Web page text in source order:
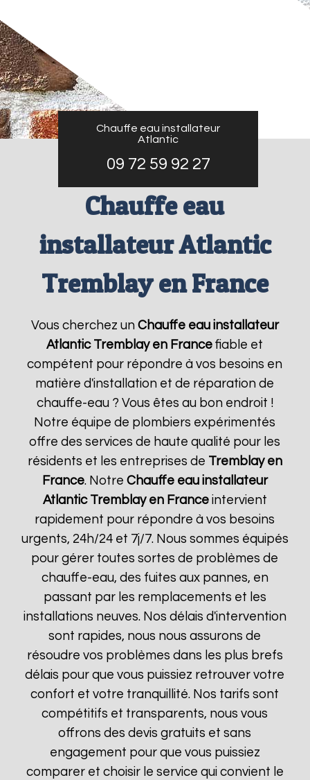
Chauffe eau installateur
Atlantic
09 72 59 92 27
Chauffe eau
installateur Atlantic
Tremblay en France
Vous cherchez un Chauffe eau installateur
Atlantic Tremblay en France fiable et
compétent pour répondre à vos besoins en
matière d'installation et de réparation de
chauffe-eau ? Vous êtes au bon endroit !
Notre équipe de plombiers expérimentés
offre des services de haute qualité pour les
résidents et les entreprises de Tremblay en
France. Notre Chauffe eau installateur
Atlantic Tremblay en Franceintervient
rapidement pour répondre à vos besoins
urgents, 24h/24 et 7j/7. Nous sommes équipés
pour gérer toutes sortes de problèmes de
chauffe-eau, des fuites aux pannes, en
passant par les remplacements et les
installations neuves. Nos délais d'intervention
sont rapides, nous nous assurons de
résoudre vos problèmes dans les plus brefs
délais pour que vous puissiez retrouver votre
confort et votre tranquillité. Nos tarifs sont
compétitifs et transparents, nous vous
offrons des devis gratuits et sans
engagement pour que vous puissiez
comparer et choisir le service qui convient le